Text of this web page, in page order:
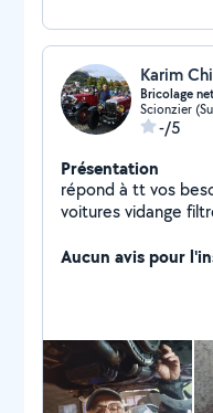
Karim
Bricolage
Scionzier
-/5
Présentation
répond à tt vos
voitures vidange
Aucun avis pour